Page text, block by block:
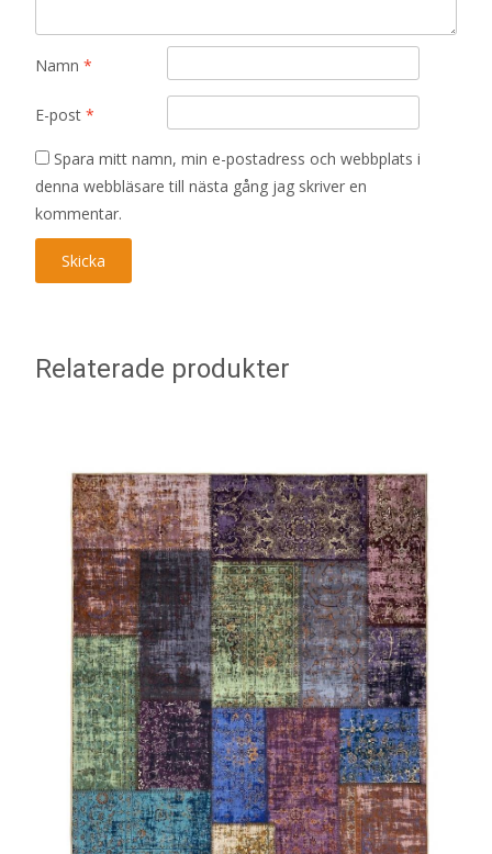
Namn *
E-post *
Spara mitt namn, min e-postadress och webbplats i
denna webbläsare till nästa gång jag skriver en
kommentar.
Relaterade produkter